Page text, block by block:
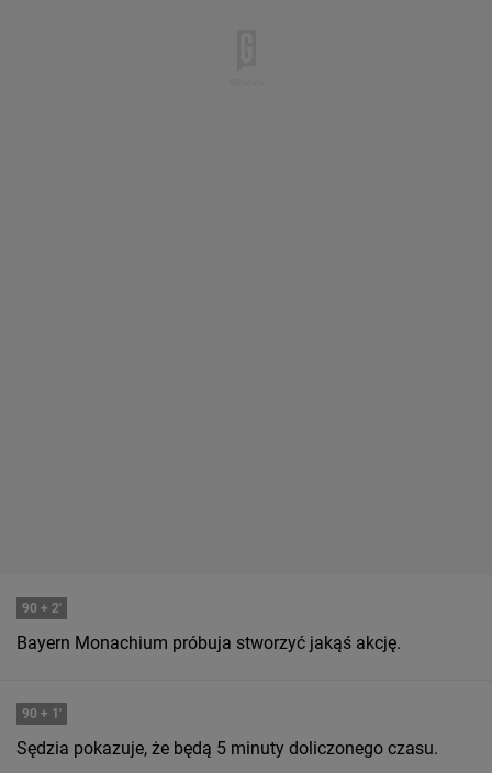
90 + 2'
Bayern Monachium próbuja stworzyć jakąś akcję.
90 + 1'
Sędzia pokazuje, że będą 5 minuty doliczonego czasu.